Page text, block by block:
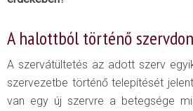
A halottból történő
A szervátültetés az adott szerv
szervezetbe történő telepítését
van egy új szervre a betegsége